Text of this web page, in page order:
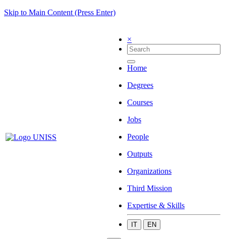
Skip to Main Content (Press Enter)
×
Home
Degrees
Courses
Jobs
People
Outputs
Organizations
Third Mission
Expertise & Skills
IT EN